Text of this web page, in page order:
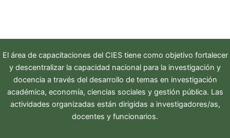
El área de capacitaciones del CIEStiene como objetivo fortalecer
y descentralizar la capacidad nacional para la investigación y
docencia a través del desarrollo de temas en investigación
académica, economía, ciencias sociales y gestión pública. Las
actividades organizadas están dirigidas a investigadores/as,
docentes y funcionarios.